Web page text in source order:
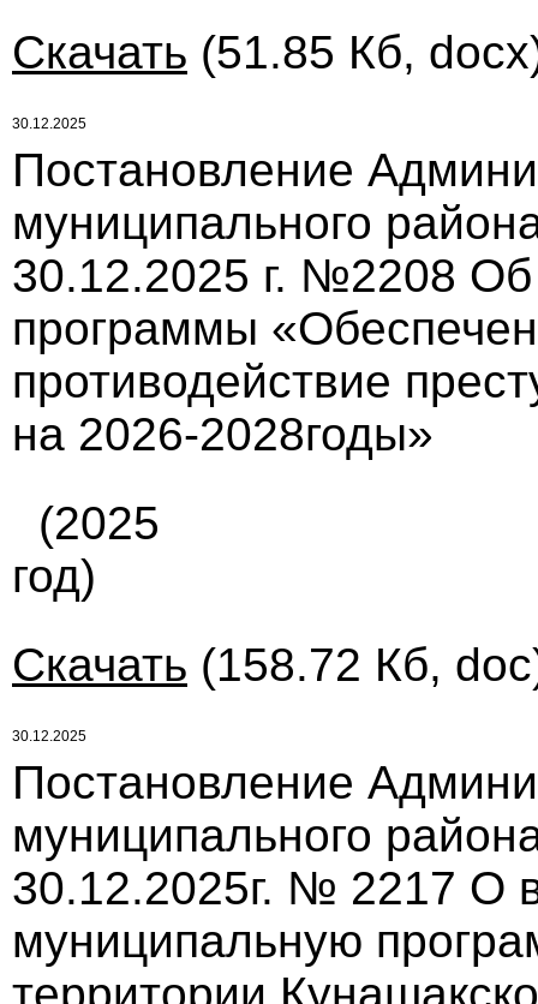
Скачать (51.85 Кб,
30.12.2025
Постановление
муниципального
30.12.2025 г. №2208
программы
противодействие
на 2026-2028годы»
(2025
год)
Скачать (158.72 Кб,
30.12.2025
Постановление
муниципального
30.12.2025г. № 2217 О
муниципальную